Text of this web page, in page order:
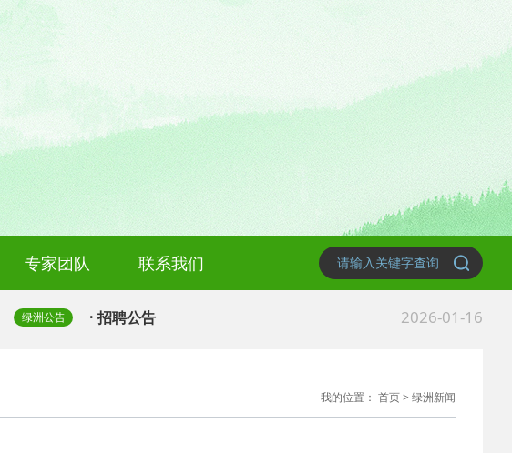
专家团队 联系我们
绿洲公告 · 招聘公告 2026-01-16
我的位置： 首页> 绿洲新闻